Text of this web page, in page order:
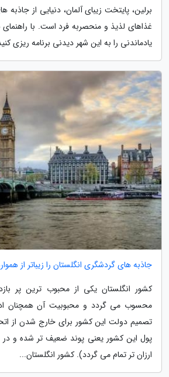
برلین، پایتخت زیبای آلمان، دنیایی از
غذاهای لذیذ و منحصربه فرد است. با
یادماندنی را به این شهر دیدنی برنامه ریزی
جاذبه های گردشگری انگلستان را زیباتر از
کشور انگلستان یکی از محبوب ترین پر
محسوب می گردد و محبوبیت آن همچنان
تصمیم دولت این کشور برای خارج شدن از
پول این کشور یعنی پوند ضعیف تر شده و در
ارزان تر تمام می گردد). کشور انگلستان...